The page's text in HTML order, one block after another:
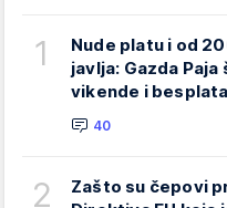
1
Nude platu i od
javlja: Gazda
vikende i
40
2
Zašto su čepovi